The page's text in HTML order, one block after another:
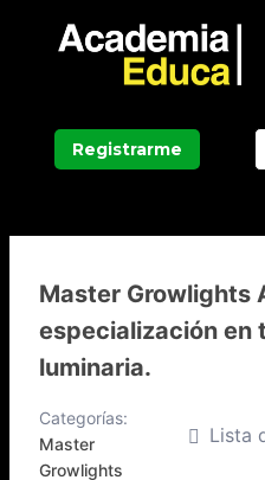
Registrarme
Master Growlights
especialización en
luminaria.
Categorías:
Master
Growlights
Lista